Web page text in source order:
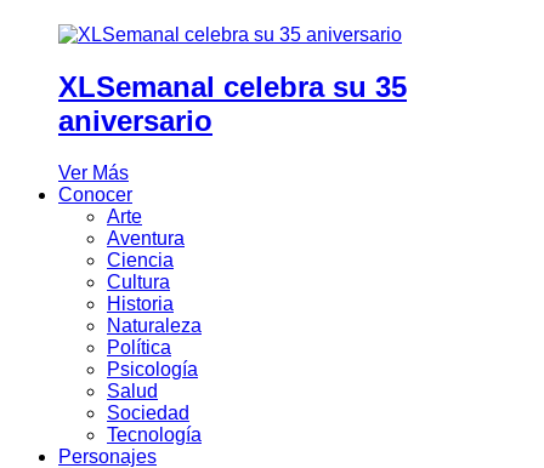
XLSemanal celebra su 35
aniversario
Ver Más
Conocer
Arte
Aventura
Ciencia
Cultura
Historia
Naturaleza
Política
Psicología
Salud
Sociedad
Tecnología
Personajes